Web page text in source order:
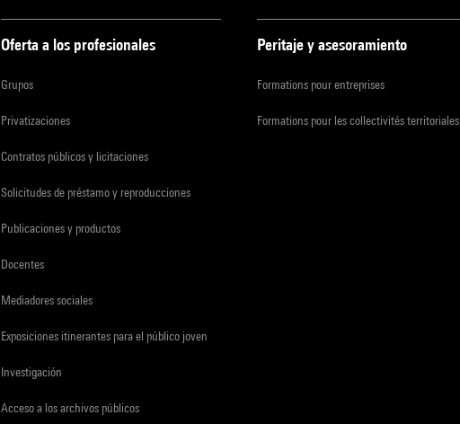
Oferta a los profesionales
Grupos
Privatizaciones
Contratos públicos y licitaciones
Solicitudes de préstamo y reproducciones
Publicaciones y productos
Docentes
Mediadores sociales
Exposiciones itinerantes para el público joven
Investigación
Acceso a los archivos públicos
Peritaje y asesoramiento
Formations pour entreprises
Formations pour les collectivités territoriales